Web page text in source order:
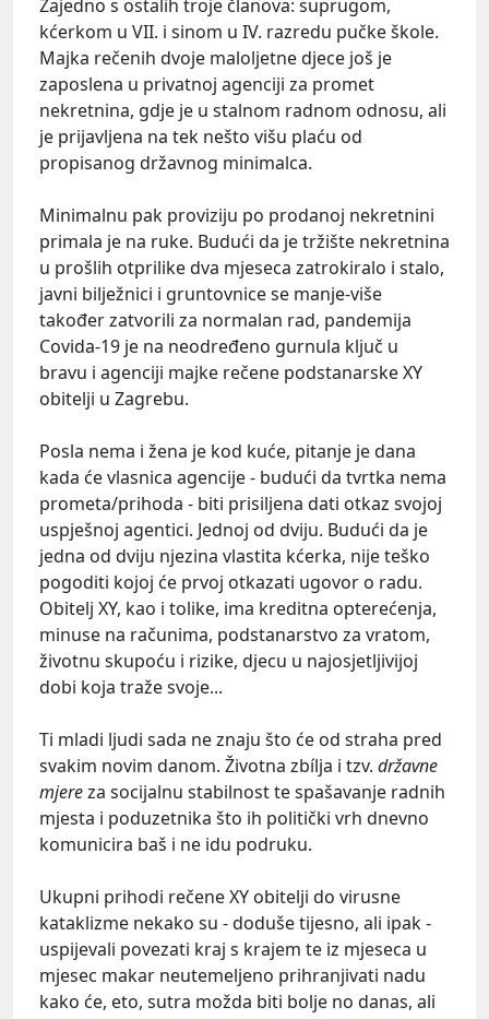
Zajedno s ostalih troje članova: suprugom,
kćerkom u VII. i sinom u IV. razredu pučke škole.
Majka rečenih dvoje maloljetne djece još je
zaposlena u privatnoj agenciji za promet
nekretnina, gdje je u stalnom radnom odnosu, ali
je prijavljena na tek nešto višu plaću od
propisanog državnog minimalca.
Minimalnu pak proviziju po prodanoj nekretnini
primala je na ruke. Budući da je tržište nekretnina
u prošlih otprilike dva mjeseca zatrokiralo i stalo,
javni bilježnici i gruntovnice se manje-više
također zatvorili za normalan rad, pandemija
Covida-19 je na neodređeno gurnula ključ u
bravu i agenciji majke rečene podstanarske XY
obitelji u Zagrebu.
Posla nema i žena je kod kuće, pitanje je dana
kada će vlasnica agencije - budući da tvrtka nema
prometa/prihoda - biti prisiljena dati otkaz svojoj
uspješnoj agentici. Jednoj od dviju. Budući da je
jedna od dviju njezina vlastita kćerka, nije teško
pogoditi kojoj će prvoj otkazati ugovor o radu.
Obitelj XY, kao i tolike, ima kreditna opterećenja,
minuse na računima, podstanarstvo za vratom,
životnu skupoću i rizike, djecu u najosjetljivijoj
dobi koja traže svoje...
Ti mladi ljudi sada ne znaju što će od straha pred
svakim novim danom. Životna zbílja i tzv. državne
mjereza socijalnu stabilnost te spašavanje radnih
mjesta i poduzetnika što ih politički vrh dnevno
komunicira baš i ne idu podruku.
Ukupni prihodi rečene XY obitelji do virusne
kataklizme nekako su - doduše tijesno, ali ipak -
uspijevali povezati kraj s krajem te iz mjeseca u
mjesec makar neutemeljeno prihranjivati nadu
kako će, eto, sutra možda biti bolje no danas, ali